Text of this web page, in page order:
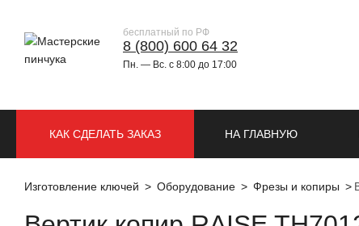
бесплатный по РФ
8 (800) 600 64 32
Пн. — Вс. с 8:00 до 17:00
НА ГЛАВНУЮ
КАК СДЕЛАТЬ ЗАКАЗ
Изготовление ключей Оборудование Фрезы и копиры